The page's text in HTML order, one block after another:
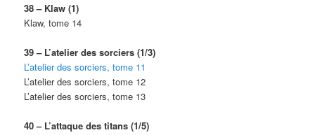
38 – Klaw (1)
Klaw, tome 14
39 – L’atelier des sorciers (1/3)
L’atelier des sorciers, tome 11
L’atelier des sorciers, tome 12
L’atelier des sorciers, tome 13
40 – L’attaque des titans (1/5)